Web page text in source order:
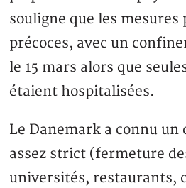
souligne que les mesures
précoces, avec un
le 15 mars alors que
étaient hospitalisées.
Le Danemark a connu
assez strict (fermeture
universités, restaurants,